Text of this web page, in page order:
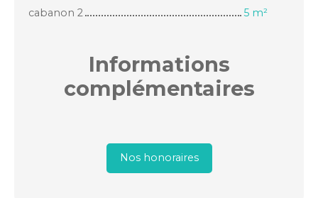
cabanon 2
5 m²
Informations
complémentaires
Nos honoraires